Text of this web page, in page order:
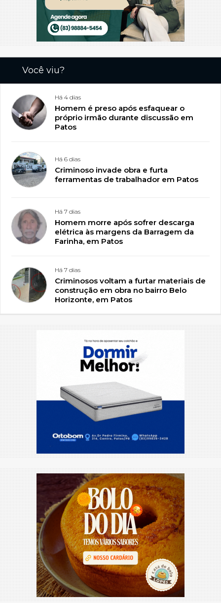
Você viu?
Há 4 dias
Homem é preso após esfaquear o
próprio irmão durante discussão em
Patos
Há 6 dias
Criminoso invade obra e furta
ferramentas de trabalhador em Patos
Há 7 dias
Homem morre após sofrer descarga
elétrica às margens da Barragem da
Farinha, em Patos
Há 7 dias
Criminosos voltam a furtar materiais de
construção em obra no bairro Belo
Horizonte, em Patos